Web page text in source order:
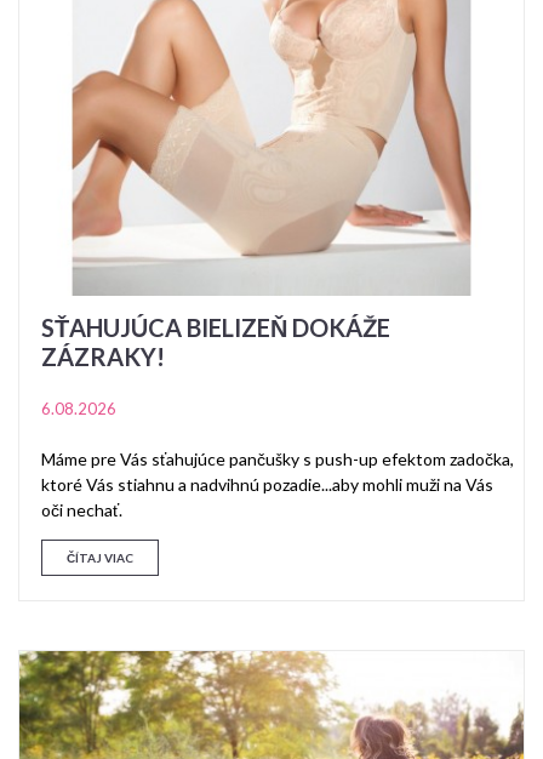
SŤAHUJÚCA BIELIZEŇ DOKÁŽE
ZÁZRAKY!
6.08.2026
Máme pre Vás sťahujúce pančušky s push-up efektom zadočka,
ktoré Vás stiahnu a nadvihnú pozadie...aby mohli muži na Vás
oči nechať.
ČÍTAJ VIAC